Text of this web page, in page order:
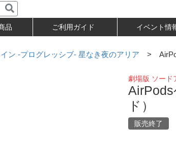
品 ご利用ガイド イベント情
ン -プログレッシブ- 星なき夜のアリア >
劇場版 ソード
ド）
販売終了